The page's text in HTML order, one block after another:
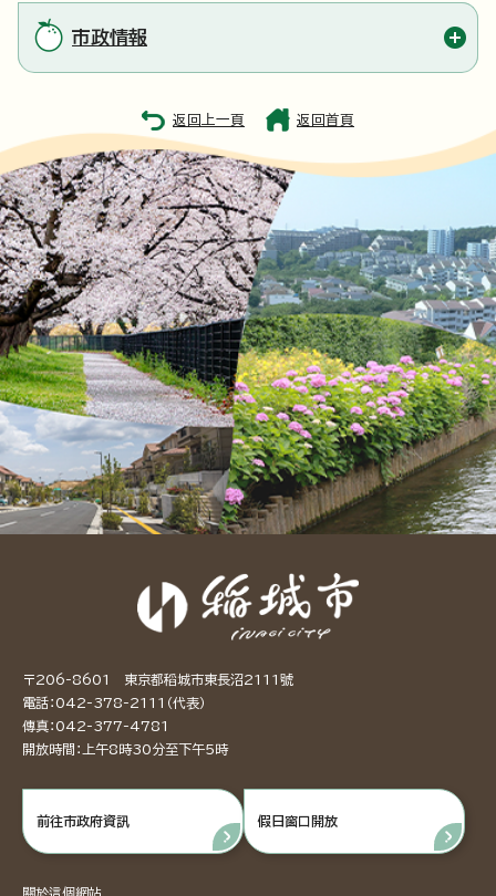
市政情報
返回上一頁 返回首頁
〒206-8601 東京都稻城市東長沼2111號
電話：042-378-2111（代表）
傳真：042-377-4781
開放時間：上午8時30分至下午5時
前往市政府資訊 假日窗口開放
關於這個網站